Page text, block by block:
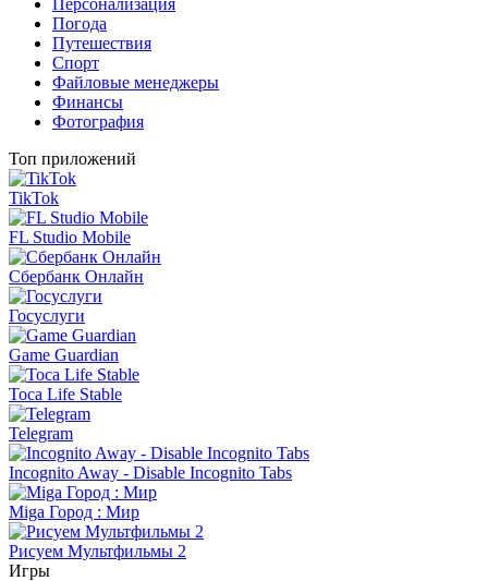
Персонализация
Погода
Путешествия
Спорт
Файловые менеджеры
Финансы
Фотография
Топ приложений
TikTok
FL Studio Mobile
Сбербанк Онлайн
Госуслуги
Game Guardian
Toca Life Stable
Telegram
Incognito Away - Disable Incognito Tabs
Miga Город : Мир
Рисуем Мультфильмы 2
Игры